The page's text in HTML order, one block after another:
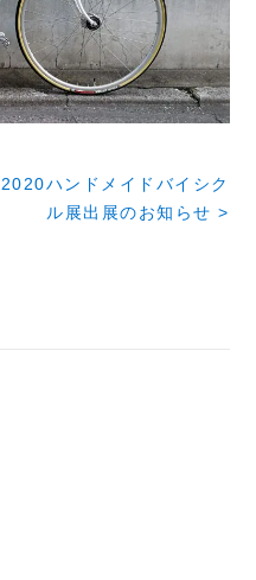
2020ハンドメイドバイシク
ル展出展のお知らせ >